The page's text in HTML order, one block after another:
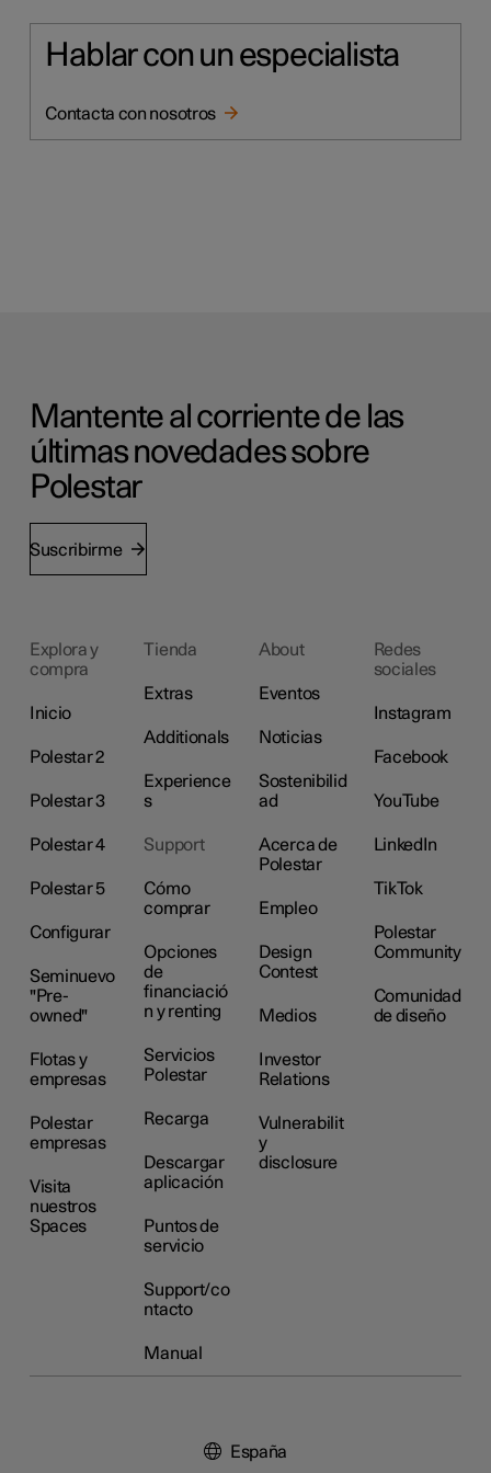
Hablar con un especialista
Contacta con nosotros
Mantente al corriente de las
últimas novedades sobre
Polestar
Suscribirme
Explora y
compra
Inicio
Polestar 2
Polestar 3
Polestar 4
Polestar 5
Configurar
Seminuevo
"Pre-
owned"
Flotas y
empresas
Polestar
empresas
Visita
nuestros
Spaces
Tienda
Extras
Additionals
Experience
s
Support
Cómo
comprar
Opciones
de
financiació
n y renting
Servicios
Polestar
Recarga
Descargar
aplicación
Puntos de
servicio
Support/co
ntacto
Manual
About
Eventos
Noticias
Sostenibilid
ad
Acerca de
Polestar
Empleo
Design
Contest
Medios
Investor
Relations
Vulnerabilit
y
disclosure
Redes
sociales
Instagram
Facebook
YouTube
LinkedIn
TikTok
Polestar
Community
Comunidad
de diseño
España